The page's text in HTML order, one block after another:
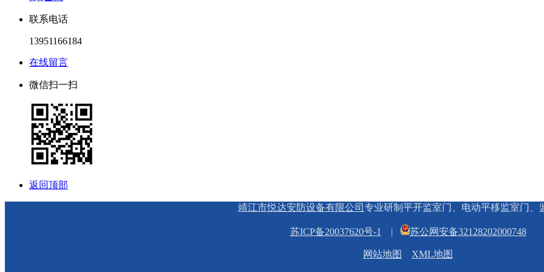
联系电话
13951166184
在线留言
微信扫一扫
返回顶部
靖江市悦达安防设备有限公司 专业研制平开监室门、电动平移监室门、
苏ICP备20037620号-1 | 苏公网安备32128202000748
网站地图 XML地图